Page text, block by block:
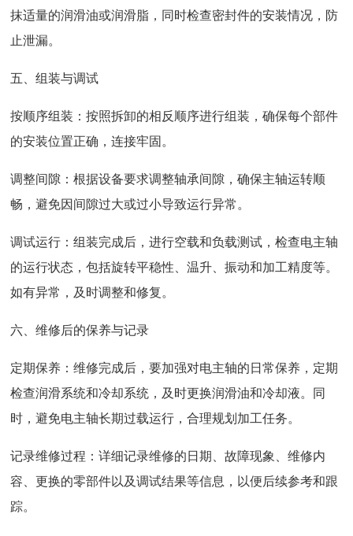
抹适量的润滑油或润滑脂，同时检查密封件的安装情况，防
止泄漏。
五、组装与调试
按顺序组装：按照拆卸的相反顺序进行组装，确保每个部件
的安装位置正确，连接牢固。
调整间隙：根据设备要求调整轴承间隙，确保主轴运转顺
畅，避免因间隙过大或过小导致运行异常。
调试运行：组装完成后，进行空载和负载测试，检查电主轴
的运行状态，包括旋转平稳性、温升、振动和加工精度等。
如有异常，及时调整和修复。
六、维修后的保养与记录
定期保养：维修完成后，要加强对电主轴的日常保养，定期
检查润滑系统和冷却系统，及时更换润滑油和冷却液。同
时，避免电主轴长期过载运行，合理规划加工任务。
记录维修过程：详细记录维修的日期、故障现象、维修内
容、更换的零部件以及调试结果等信息，以便后续参考和跟
踪。